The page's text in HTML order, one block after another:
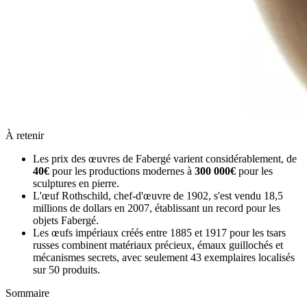
À retenir
Les prix des œuvres de Fabergé varient considérablement, de
40€ pour les productions modernes à 300 000€ pour les
sculptures en pierre.
L'œuf Rothschild, chef-d'œuvre de 1902, s'est vendu 18,5
millions de dollars en 2007, établissant un record pour les
objets Fabergé.
Les œufs impériaux créés entre 1885 et 1917 pour les tsars
russes combinent matériaux précieux, émaux guillochés et
mécanismes secrets, avec seulement 43 exemplaires localisés
sur 50 produits.
Sommaire